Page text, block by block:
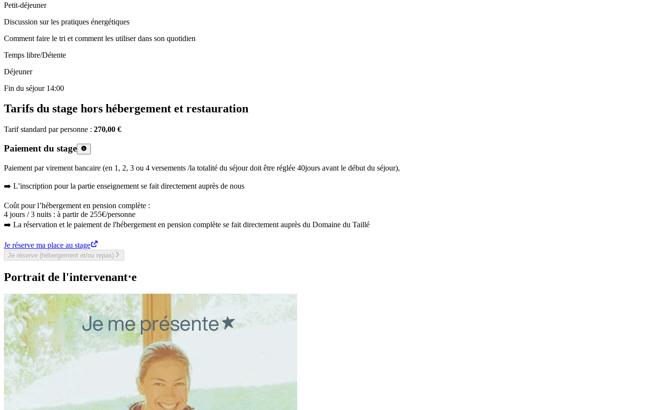
Petit-déjeuner
Discussion sur les pratiques énergétiques
Comment faire le tri et comment les utiliser dans son quotidien
Temps libre/Détente
Déjeuner
Fin du séjour 14:00
Tarifs du stage hors hébergement et restauration
Tarif standard par personne : 270,00 €
Paiement du stage
Paiement par virement bancaire (en 1, 2, 3 ou 4 versements /la totalité du séjour doit être réglée 40jours avant le début du séjour),
➡️ L’inscription pour la partie enseignement se fait directement auprès de nous
Coût pour l’hébergement en pension complète :
4 jours / 3 nuits : à partir de 255€/personne
➡️ La réservation et le paiement de l'hébergement en pension complète se fait directement auprès du Domaine du Taillé
Je réserve ma place au stage
Je réserve (hébergement et/ou repas)
Portrait de l'intervenant⋅e